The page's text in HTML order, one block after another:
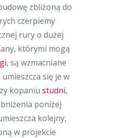
zbliżoną do
czerpiemy
rury o dużej
którymi mogą
, są wzmacniane
się je w
kopaniu studni,
poniżej
kolejny,
w projekcie